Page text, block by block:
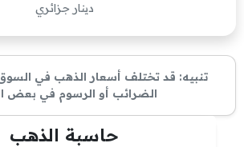
دينار جزائري
تنبيه: قد تختلف أسعار الذهب في
الضرائب أو الرسوم في بعض
حاسبة الذهب